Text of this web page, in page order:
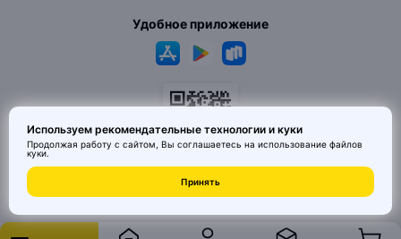
© 2026 MAI HE MAI. Маркетплейс дизайнерских товаров со всего
Китая по ценам заводов. Все права защищены.
Удобное приложение
Используем рекомендательные технологии и куки
Продолжая работу с сайтом, Вы соглашаетесь на использование файлов
куки.
Принять